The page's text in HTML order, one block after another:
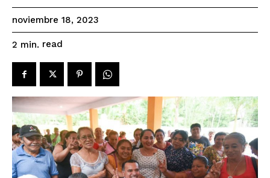
noviembre 18, 2023
2 min. read